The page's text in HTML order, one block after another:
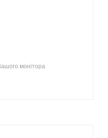
монітора